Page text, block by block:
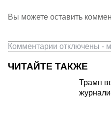
Вы можете оставить
Комментарии отключены -
ЧИТАЙТЕ ТАКЖЕ
Трамп